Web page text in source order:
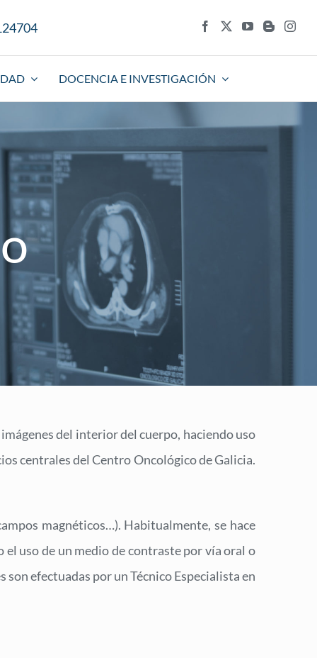
DOCENCIA E INVESTIGACIÓN
del interior del cuerpo, haciendo uso
centrales del Centro Oncológico de Galicia.
magnéticos…). Habitualmente, se hace
el uso de un medio de contraste por vía oral o
efectuadas por un Técnico Especialista en